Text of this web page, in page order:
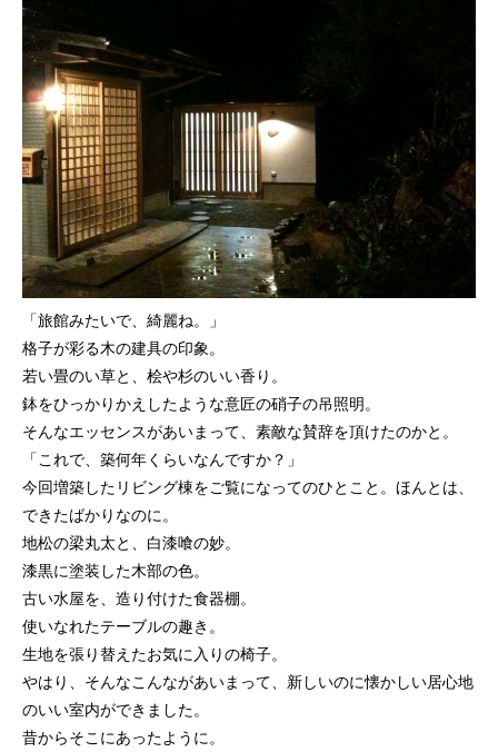
「旅館みたいで、綺麗ね。」
格子が彩る木の建具の印象。
若い畳のい草と、桧や杉のいい香り。
鉢をひっかりかえしたような意匠の硝子の吊照明。
そんなエッセンスがあいまって、素敵な賛辞を頂けたのかと。
「これで、築何年くらいなんですか？」
今回増築したリビング棟をご覧になってのひとこと。ほんとは、
できたばかりなのに。
地松の梁丸太と、白漆喰の妙。
漆黒に塗装した木部の色。
古い水屋を、造り付けた食器棚。
使いなれたテーブルの趣き。
生地を張り替えたお気に入りの椅子。
やはり、そんなこんながあいまって、新しいのに懐かしい居心地
のいい室内ができました。
昔からそこにあったように。